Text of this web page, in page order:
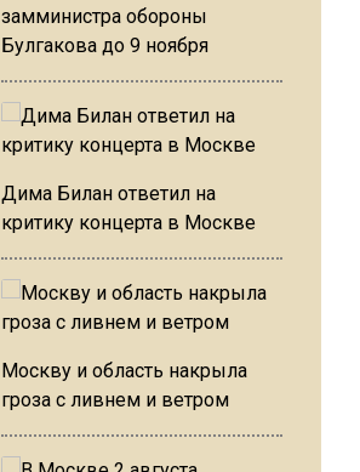
замминистра обороны
Булгакова до 9 ноября
Дима Билан ответил на
критику концерта в Москве
Москву и область накрыла
гроза с ливнем и ветром